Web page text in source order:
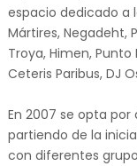
espacio dedicado a
Mártires, Negadeht,
Troya, Himen, Punto
Ceteris Paribus, DJ
En 2007 se opta
partiendo de la
con diferentes